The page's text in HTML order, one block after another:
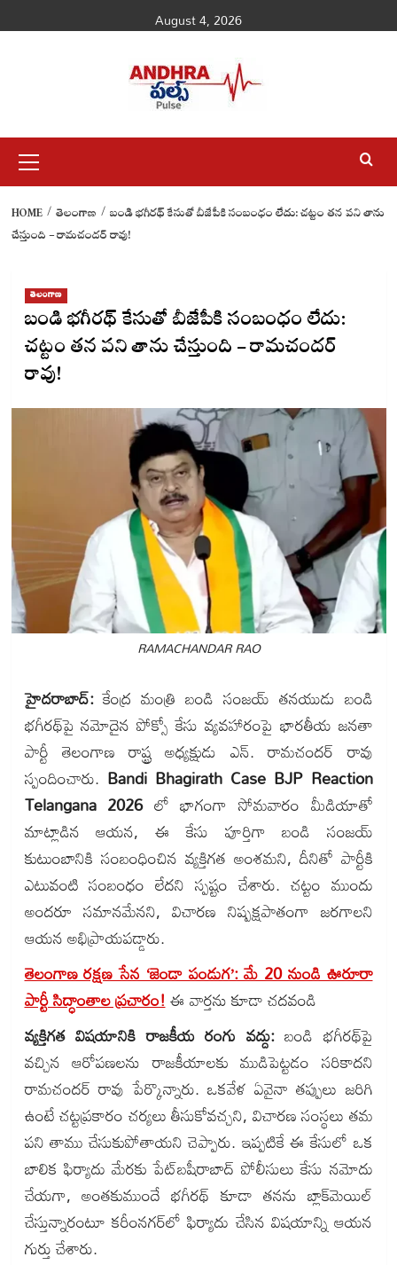
to
August 4, 2026
Menu
HOME తెలంగాణ
బండి భగీరథ్ కేసుతో బీజేపీకి సంబంధం లేదు: చట్టం తన పని తాను
చేస్తుంది – రామచందర్ రావు!
తెలంగాణ
బండి భగీరథ్ కేసుతో బీజేపీకి సంబంధం లేదు:
చట్టం తన పని తాను చేస్తుంది – రామచందర్
రావు!
RAMACHANDAR RAO
హైదరాబాద్:కేంద్ర మంత్రి బండి సంజయ్ తనయుడు బండి
భగీరథ్‌పై నమోదైన పోక్సో కేసు వ్యవహారంపై భారతీయ జనతా
పార్టీ తెలంగాణ రాష్ట్ర అధ్యక్షుడు ఎన్. రామచందర్ రావు
స్పందించారు. Bandi Bhagirath Case BJP Reaction
Telangana 2026లో భాగంగా సోమవారం మీడియాతో
మాట్లాడిన ఆయన, ఈ కేసు పూర్తిగా బండి సంజయ్
కుటుంబానికి సంబంధించిన వ్యక్తిగత అంశమని, దీనితో పార్టీకి
ఎటువంటి సంబంధం లేదని స్పష్టం చేశారు. చట్టం ముందు
అందరూ సమానమేనని, విచారణ నిష్పక్షపాతంగా జరగాలని
ఆయన అభిప్రాయపడ్డారు.
తెలంగాణ రక్షణ సేన ‘జెండా పండుగ’: మే 20 నుండి ఊరూరా
పార్టీ సిద్ధాంతాల ప్రచారం!ఈ వార్తను కూడా చదవండి
వ్యక్తిగత విషయానికి రాజకీయ రంగు వద్దు:బండి భగీరథ్‌పై
వచ్చిన ఆరోపణలను రాజకీయాలకు ముడిపెట్టడం సరికాదని
రామచందర్ రావు పేర్కొన్నారు. ఒకవేళ ఏవైనా తప్పులు జరిగి
ఉంటే చట్టప్రకారం చర్యలు తీసుకోవచ్చని, విచారణ సంస్థలు తమ
పని తాము చేసుకుపోతాయని చెప్పారు. ఇప్పటికే ఈ కేసులో ఒక
బాలిక ఫిర్యాదు మేరకు పేట్‌బషీరాబాద్ పోలీసులు కేసు నమోదు
చేయగా, అంతకుముందే భగీరథ్ కూడా తనను బ్లాక్‌మెయిల్
చేస్తున్నారంటూ కరీంనగర్‌లో ఫిర్యాదు చేసిన విషయాన్ని ఆయన
గుర్తు చేశారు.